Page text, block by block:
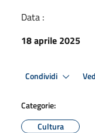
Data :
18 aprile 2025
Condividi
Categorie:
Cultura